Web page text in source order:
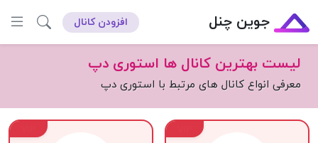
جوین چنل افزودن کانال
لیست بهترین کانال ها استوری دپ
معرفی انواع کانال های مرتبط با استوری دپ